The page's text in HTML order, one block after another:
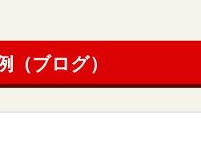
（ブログ）